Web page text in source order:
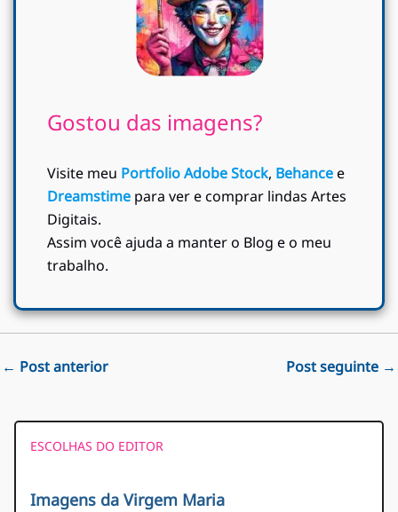
Gostou das imagens?
Visite meu Portfolio Adobe Stock, Behancee
Dreamstime para ver e comprar lindas Artes
Digitais.
Assim você ajuda a manter o Blog e o meu
trabalho.
← Post anterior Post seguinte →
ESCOLHAS DO EDITOR
Imagens da Virgem Maria